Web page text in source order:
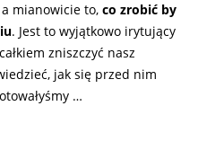
mianowicie to, co zrobić by
. Jest to wyjątkowo irytujący
zniszczyć nasz
jak się przed nim
…